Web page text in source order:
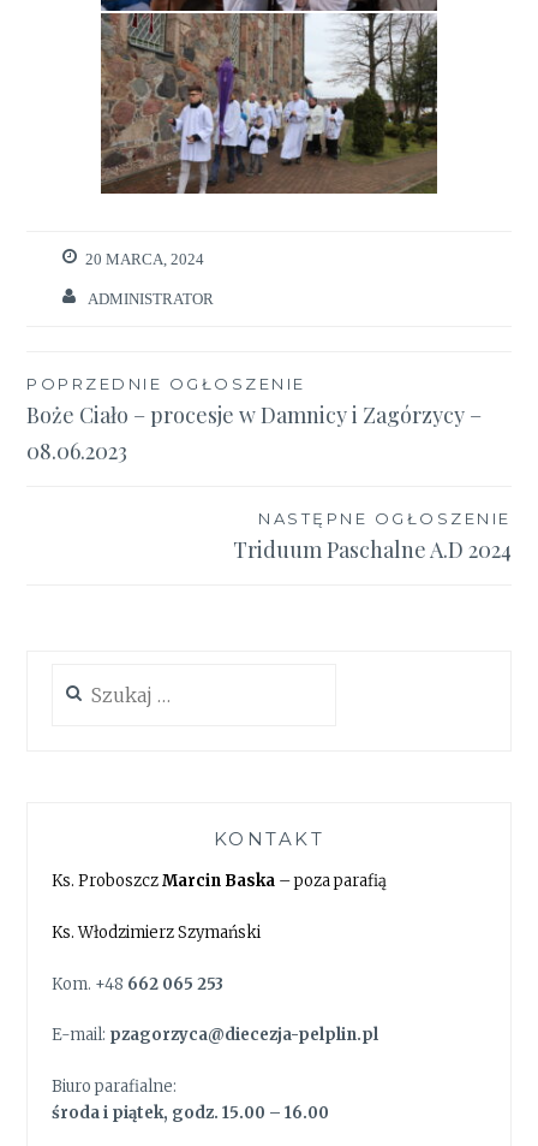
20 MARCA, 2024
ADMINISTRATOR
Nawigacja
wpisu
POPRZEDNIE OGŁOSZENIE
Boże Ciało – procesje w Damnicy i Zagórzycy –
08.06.2023
NASTĘPNE OGŁOSZENIE
Triduum Paschalne A.D 2024
KONTAKT
Ks. ProboszczMarcin Baska – poza parafią
Ks. Włodzimierz Szymański
Kom. +48 662 065 253
E-mail: pzagorzyca@diecezja-pelplin.pl
Biuro parafialne:
środa i piątek, godz. 15.00 – 16.00